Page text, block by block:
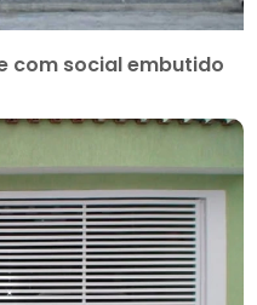
com social embutido